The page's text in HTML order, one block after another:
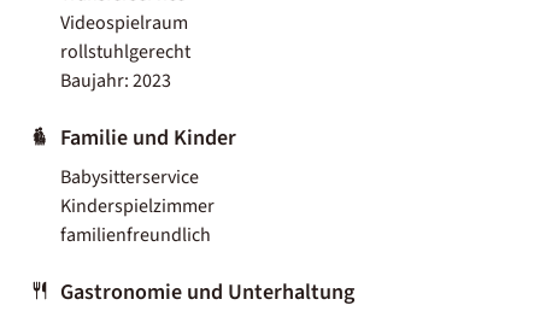
Videospielraum
rollstuhlgerecht
Baujahr: 2023
Familie und Kinder
Babysitterservice
Kinderspielzimmer
familienfreundlich
Gastronomie und Unterhaltung